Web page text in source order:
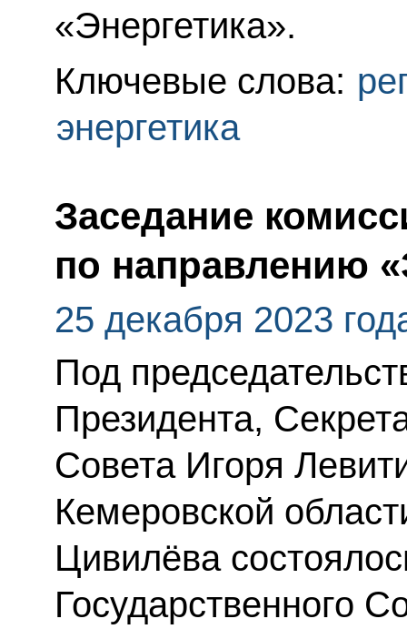
«Энергетика».
Ключевые слова:
энергетика
Заседание
по направлению
25 декабря 2023
Под
Президента,
Совета Игоря
Кемеровской
Цивилёва
Государственного